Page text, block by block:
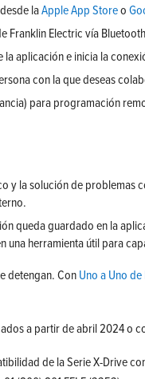
laApple App Storeo
Franklin Electric vía
aplicación e inicia la
con la que deseas
para programación
y la solución de problemas
queda guardado en la
una herramienta útil para
detengan. ConUno a Uno
a partir de abril 2024 o
de la Serie X-Drive